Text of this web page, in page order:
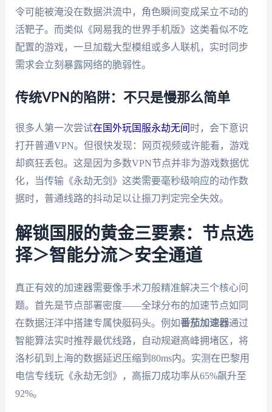
令可能被淹没在数据洪流中，角色瞬间变成呆立不动的
活靶子。而类似《网易我的世界手机版》这类看似不吃
配置的游戏，一旦加载大型模组或多人联机，实时同步
需求会立刻暴露网络的脆弱性。
传统VPN的陷阱：不只是慢那么简单
很多人第一次尝试在国外玩国服永劫无间 时，会下意识
打开普通VPN。但很快发现：网页视频或许能看，游戏
却疯狂丢包。这是因为多数VPN节点并非为游戏数据优
化，当传输《永劫无剑》这类需要毫秒级响应的动作数
据时，普通线路的抖动足以让振刀判定完全失效。
解锁国服的黄金三要素：节点选
择＞智能分流＞安全通道
真正有效的加速器需要像手术刀般精准解决三个核心问
题。首先是节点部署密度——全球分布的加速节点如同
在数据汪洋中搭建专属快艇码头。例如番茄加速器通过
智能算法实时推荐最优线路，自动规避高峰拥堵区，将
洛杉矶到上海的数据延迟压缩到80ms内。实测在巴黎用
电信专线玩《永劫无剑》，高振刀成功率从65%飙升至
92%。